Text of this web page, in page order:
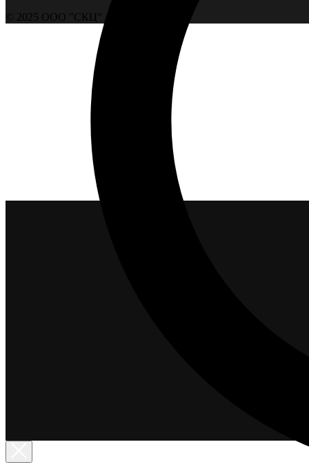
© 2025 ООО "СКЦ"